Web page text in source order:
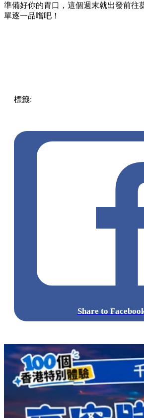
準備好你的胃口，這個週末就出發前往
單逐一品嚐吧！
標籤:
Share to